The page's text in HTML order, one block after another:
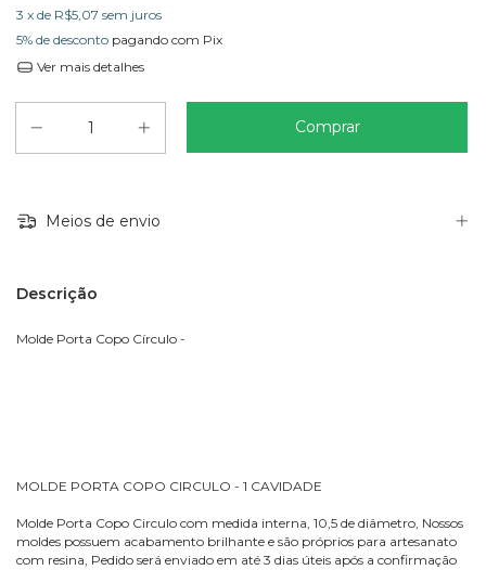
3 x de R$5,07 sem juros
5% de desconto pagando com Pix
Ver mais detalhes
Meios de envio
Descrição
Molde Porta Copo Círculo -
MOLDE PORTA COPO CIRCULO - 1 CAVIDADE
Molde Porta Copo Circulo com medida interna, 10,5 de diâmetro, Nossos
moldes possuem acabamento brilhante e são próprios para artesanato
com resina, Pedido será enviado em até 3 dias úteis após a confirmação